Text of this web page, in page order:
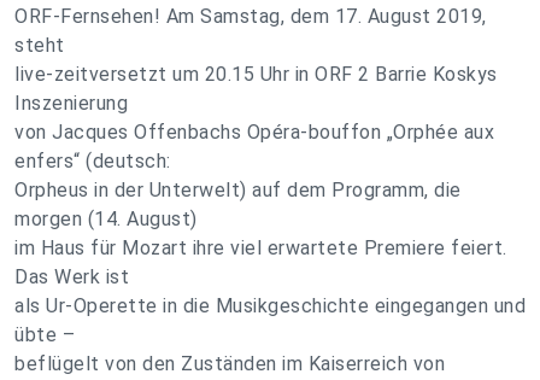
ORF-Fernsehen! Am Samstag, dem 17. August 2019,
steht
live-zeitversetzt um 20.15 Uhr in ORF 2 Barrie Koskys
Inszenierung
von Jacques Offenbachs Opéra-bouffon „Orphée aux
enfers“ (deutsch:
Orpheus in der Unterwelt) auf dem Programm, die
morgen (14. August)
im Haus für Mozart ihre viel erwartete Premiere feiert.
Das Werk ist
als Ur-Operette in die Musikgeschichte eingegangen und
übte –
beflügelt von den Zuständen im Kaiserreich von